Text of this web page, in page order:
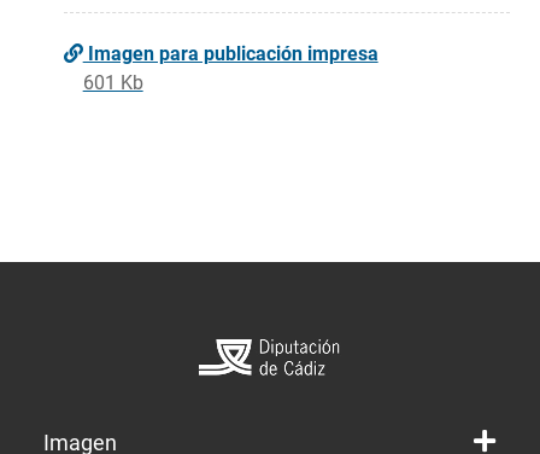
Imagen para publicación impresa
601 Kb
Imagen